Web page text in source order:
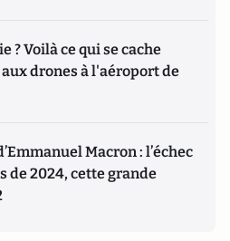
? Voilà ce qui se cache
drones à l'aéroport de
Macron : l’échec
de 2024, cette grande